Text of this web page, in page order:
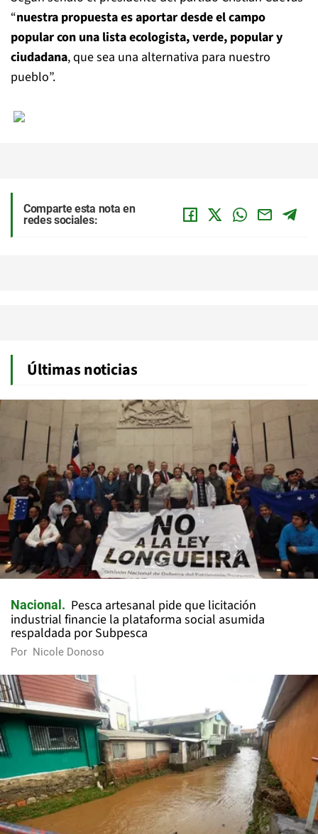
“nuestra propuesta es aportar desde el campo
popular con una lista ecologista, verde, popular y
ciudadana, que sea una alternativa para nuestro
pueblo”.
Comparte esta nota en
redes sociales:
Últimas noticias
Nacional
Pesca artesanal pide que licitación
industrial financie la plataforma social asumida
respaldada por Subpesca
Por Nicole Donoso